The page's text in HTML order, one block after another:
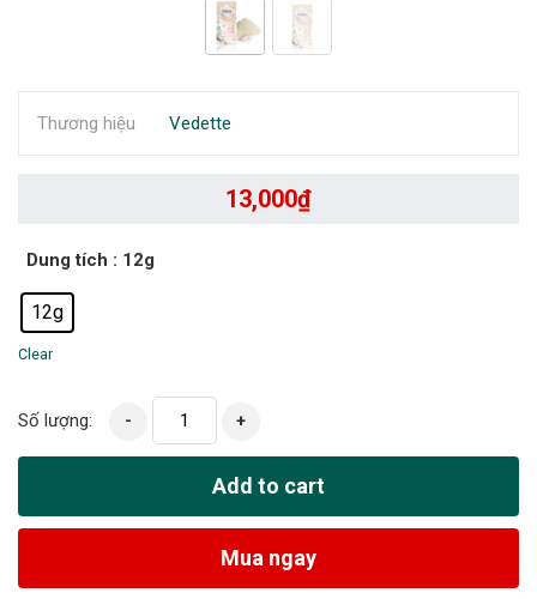
13,000₫
Dung tích : 12g
12g
Clear
Số lượng: - +
Add to cart
Mua ngay
Thương hiệu Vedette